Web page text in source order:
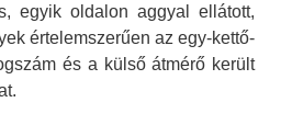
egyik oldalon aggyal ellátott,
értelemszerűen az egy-kettő-
és a külső átmérő került